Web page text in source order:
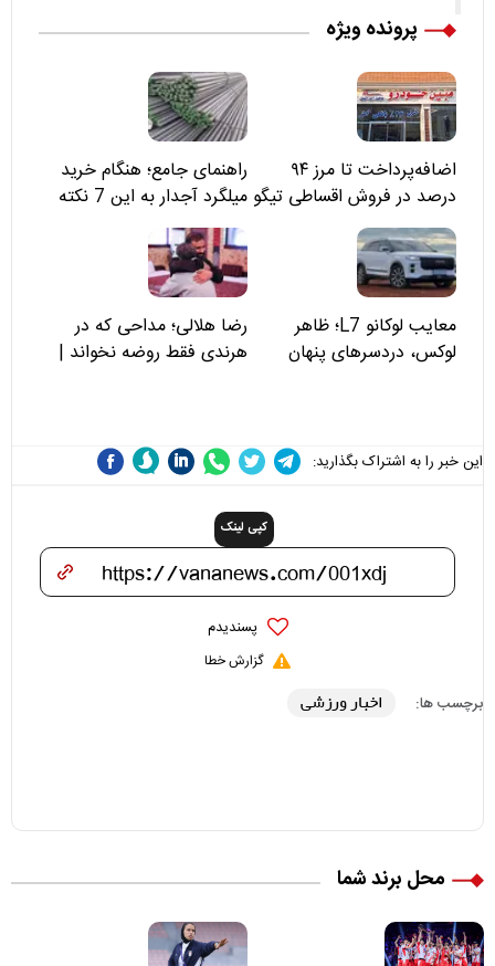
پرونده ویژه
اضافه‌پرداخت تا مرز ۹۴
درصد در فروش اقساطی تیگو
۸؛ مسئولان «مبین خودرو» را
نمی‌بینند؟
راهنمای جامع؛ هنگام خرید
میلگرد آجدار به این 7 نکته
توجه کنید
معایب لوکانو L7؛ ظاهر
لوکس، دردسرهای پنهان
رضا هلالی؛ مداحی که در
هرندی فقط روضه نخواند |
این خبر را به اشتراک بگذارید:
کپی لینک
پسندیدم
گزارش خطا
برچسب ها: اخبار ورزشی
محل برند شما